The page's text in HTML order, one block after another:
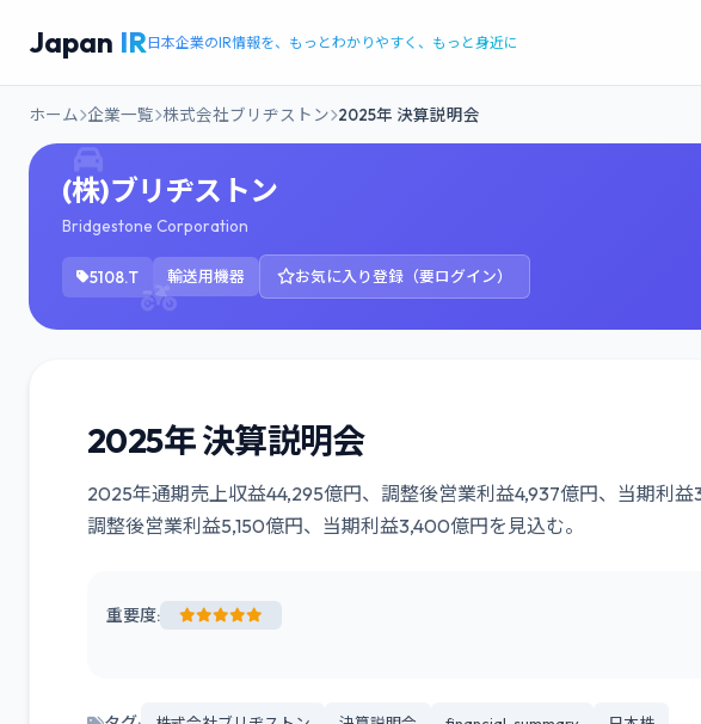
Japan IR日本企業のIR情報を、もっとわかりやすく、もっと身近に
ホーム 企業一覧 株式会社ブリヂストン 2025年 決算説明会
(株)ブリヂストン
Bridgestone Corporation
5108.T 輸送用機器 お気に入り登録（要ログイン）
2025年 決算説明会
2025年通期売上収益44,295億円、調整後営業利益4,937億円、当期利
調整後営業利益5,150億円、当期利益3,400億円を見込む。
重要度: